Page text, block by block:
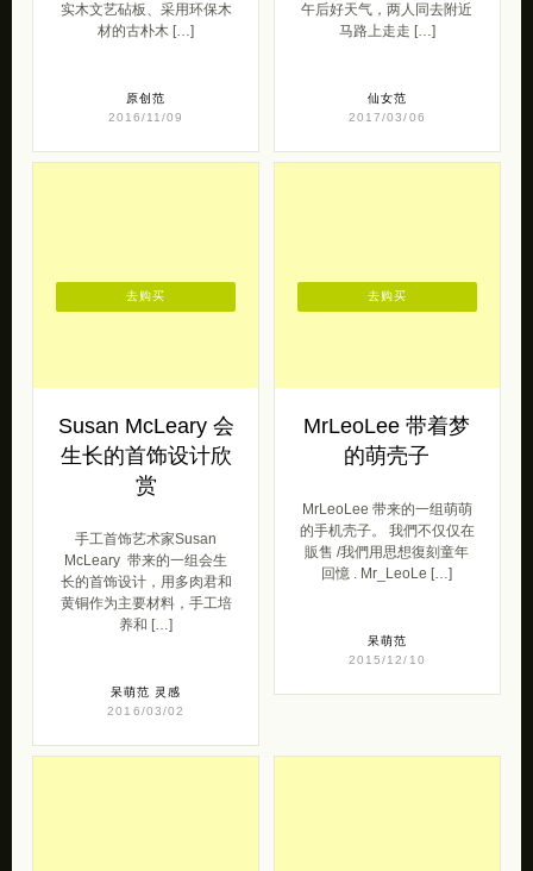
实木文艺砧板、采用环保木
材的古朴木 […]
原创范
2016/11/09
午后好天气，两人同去附近
马路上走走 […]
仙女范
2017/03/06
Susan McLeary 会
生长的首饰设计欣
赏
手工首饰艺术家Susan
McLeary 带来的一组会生
长的首饰设计，用多肉君和
黄铜作为主要材料，手工培
养和 […]
呆萌范 灵感
2016/03/02
去购买
MrLeoLee 带着梦
的萌壳子
MrLeoLee 带来的一组萌萌
的手机壳子。 我們不仅仅在
販售 /我們用思想復刻童年
回憶 . Mr_LeoLe […]
呆萌范
2015/12/10
去购买